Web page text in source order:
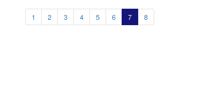
1 2 3 4 5 6 7 8